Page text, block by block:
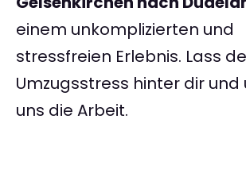
einem unkomplizierten und
stressfreien Erlebnis. Lass
Umzugsstress hinter dir
uns die Arbeit.